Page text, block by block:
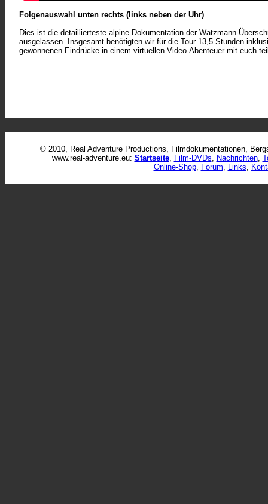
Folgenauswahl unten rechts (links neben der Uhr)
Dies ist die detaillierteste alpine Dokumentation der Watzmann-
ausgelassen. Insgesamt benötigten wir für die Tour 13,5 Stunden
gewonnenen Eindrücke in einem virtuellen Video-Abenteuer mit euch
© 2010, Real Adventure Productions, Filmdokumentationen,
www.real-adventure.eu: Startseite, Film-DVDs, Nachrichten,
Online-Shop, Forum, Links,